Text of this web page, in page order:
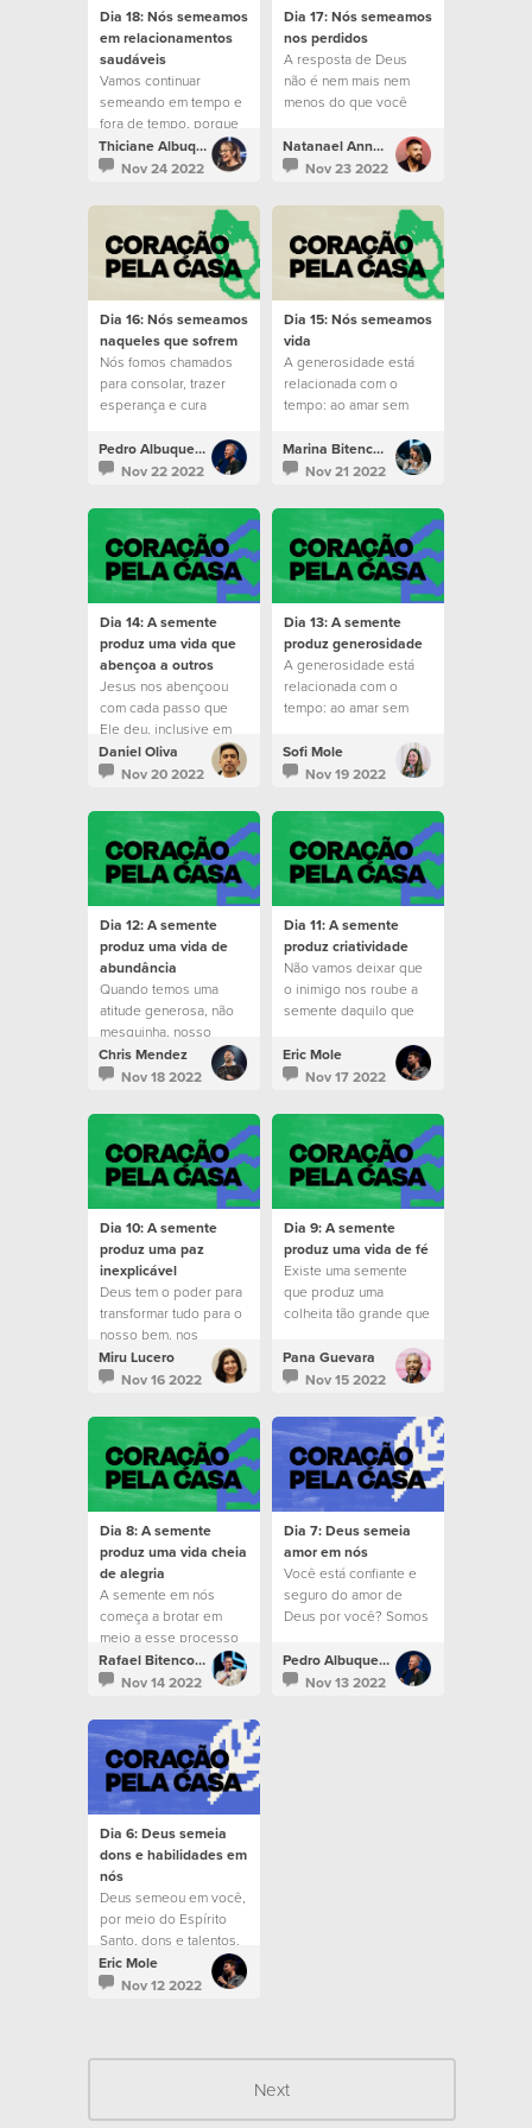
Dia 18: Nós semeamos
em relacionamentos
saudáveis
Vamos continuar
semeando em tempo e
fora de tempo, porque
no momento certo
colheremos.
Thiciane Albuquerque
Nov 24 2022
Dia 17: Nós semeamos
nos perdidos
A resposta de Deus
não é nem mais nem
menos do que você
Natanael Annacondia
Nov 23 2022
Dia 16: Nós semeamos
naqueles que sofrem
Nós fomos chamados
para consolar, trazer
esperança e cura
Pedro Albuquerque
Nov 22 2022
Dia 15: Nós semeamos
vida
A generosidade está
relacionada com o
tempo: ao amar sem
Marina Bitencourt
Nov 21 2022
Dia 14: A semente
produz uma vida que
abençoa a outros
Jesus nos abençoou
com cada passo que
Ele deu, inclusive em
momentos difíceis.
Daniel Oliva
Nov 20 2022
Dia 13: A semente
produz generosidade
A generosidade está
relacionada com o
tempo: ao amar sem
Sofi Mole
Nov 19 2022
Dia 12: A semente
produz uma vida de
abundância
Quando temos uma
atitude generosa, não
mesquinha, nosso
mundo se torna cada
vez maior.
Chris Mendez
Nov 18 2022
Dia 11: A semente
produz criatividade
Não vamos deixar que
o inimigo nos roube a
semente daquilo que
Eric Mole
Nov 17 2022
Dia 10: A semente
produz uma paz
inexplicável
Deus tem o poder para
transformar tudo para o
nosso bem, nos
ensinando várias vezes
que Ele nos ama
Miru Lucero
Nov 16 2022
Dia 9: A semente
produz uma vida de fé
Existe uma semente
que produz uma
colheita tão grande que
mente humana
consegue visualizar.
Pana Guevara
Nov 15 2022
Dia 8: A semente
produz uma vida cheia
de alegria
A semente em nós
começa a brotar em
meio a esse processo
e deixamos um espírito
deprimido e ganhamos
Rafael Bitencourt
Nov 14 2022
Dia 7: Deus semeia
amor em nós
Você está confiante e
seguro do amor de
Deus por você? Somos
este amor diariamente.
Pedro Albuquerque
Nov 13 2022
Dia 6: Deus semeia
dons e habilidades em
nós
Deus semeou em você,
por meio do Espírito
Santo, dons e talentos.
Eric Mole
Nov 12 2022
Next